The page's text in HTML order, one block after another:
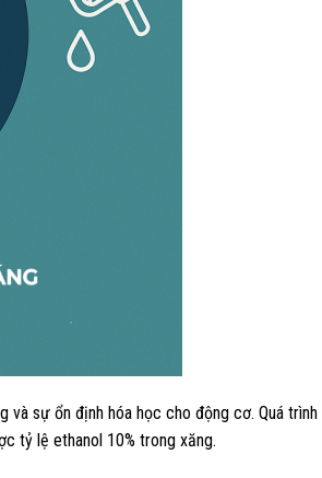
sự ổn định hóa học cho động cơ. Quá trình
tỷ lệ ethanol 10% trong xăng.